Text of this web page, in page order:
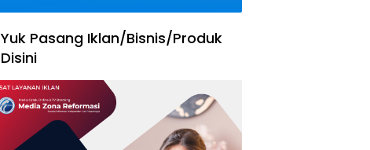
Yuk Pasang Iklan/Bisnis/Produk
Disini